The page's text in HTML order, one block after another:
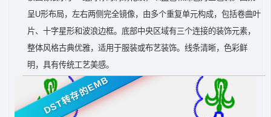
呈U形布局，左右两侧完全镜像，由多个重复单元构成，包括卷曲叶
片、十字星形和波浪边框。底部中央区域有三个连接的装饰元素，
整体风格古典优雅，适用于服装或布艺装饰。线条清晰，色彩鲜
明，具有传统工艺美感。
DST转存的EMB